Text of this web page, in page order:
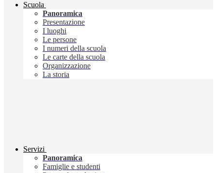
Scuola
Panoramica
Presentazione
I luoghi
Le persone
I numeri della scuola
Le carte della scuola
Organizzazione
La storia
Servizi
Panoramica
Famiglie e studenti